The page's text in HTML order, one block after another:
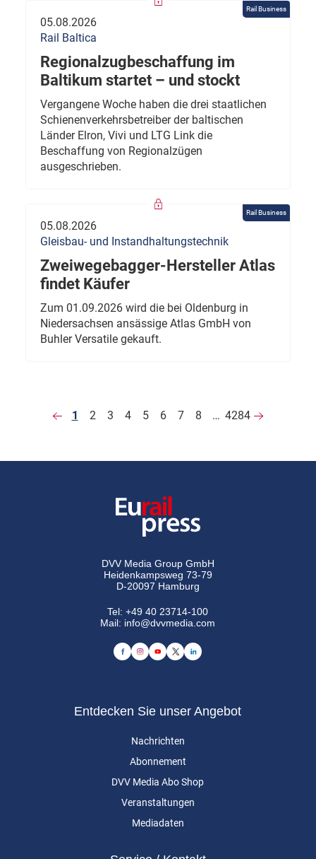
Rail Business
05.08.2026
Rail Baltica
Regionalzugbeschaffung im
Baltikum startet – und stockt
Vergangene Woche haben die drei staatlichen
Schienenverkehrsbetreiber der baltischen
Länder Elron, Vivi und LTG Link die
Beschaffung von Regionalzügen
ausgeschrieben.
Rail Business
05.08.2026
Gleisbau- und Instandhaltungstechnik
Zweiwegebagger-Hersteller Atlas
findet Käufer
Zum 01.09.2026 wird die bei Oldenburg in
Niedersachsen ansässige Atlas GmbH von
Buhler Versatile gekauft.
1 2 3 4 5 6 7 8 … 4284
DVV Media Group GmbH
Heidenkampsweg 73-79
D-20097 Hamburg
Tel:+49 40 23714-100
Mail: info@dvvmedia.com
Entdecken Sie unser Angebot
Nachrichten
Abonnement
DVV Media Abo Shop
Veranstaltungen
Mediadaten